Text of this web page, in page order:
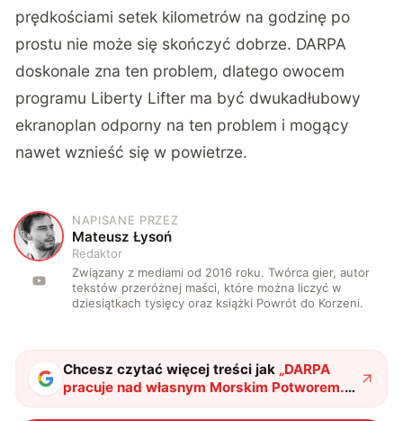
prędkościami setek kilometrów na godzinę po
prostu nie może się skończyć dobrze. DARPA
doskonale zna ten problem, dlatego owocem
programu Liberty Lifter ma być dwukadłubowy
ekranoplan odporny na ten problem i mogący
nawet wznieść się w powietrze.
M
NAPISANE PRZEZ
Mateusz Łysoń
Redaktor
Związany z mediami od 2016 roku. Twórca gier, autor
tekstów przeróżnej maści, które można liczyć w
dziesiątkach tysięcy oraz książki Powrót do Korzeni.
Chcesz czytać więcej treści jak „DARPA
pracuje nad własnym Morskim Potworem.
Program Liberty Lifter to umożliwi"?